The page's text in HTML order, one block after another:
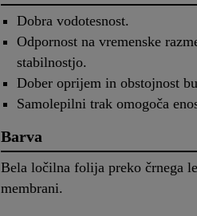
Dobra vodotesnost.
Odpornost na vremenske
stabilnostjo.
Dober oprijem in obstojnost
Samolepilni trak omogoča
Barva
Bela ločilna folija preko črnega
membrani.